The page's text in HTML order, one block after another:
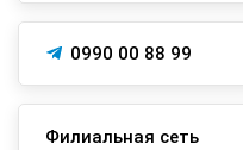
0990 00 88 99
Филиальная сеть